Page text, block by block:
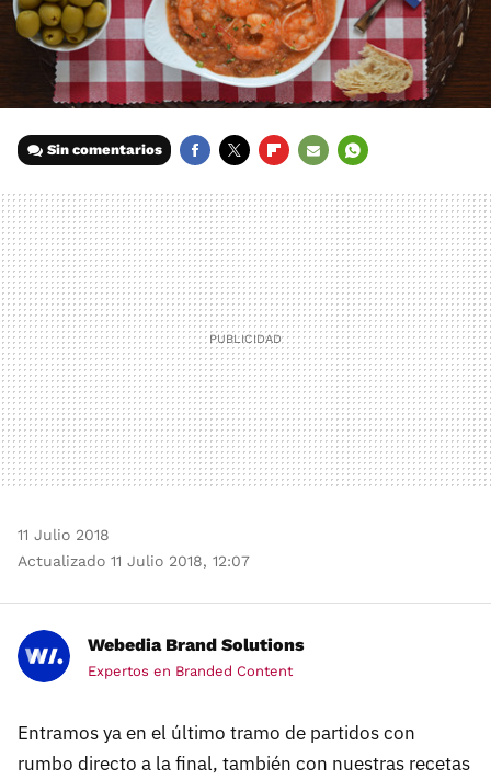
Sin comentarios
MAIL
11 Julio 2018
Actualizado 11 Julio 2018, 12:07
Webedia Brand Solutions
Expertos en Branded Content
Entramos ya en el último tramo de partidos con
rumbo directo a la final, también con nuestras recetas